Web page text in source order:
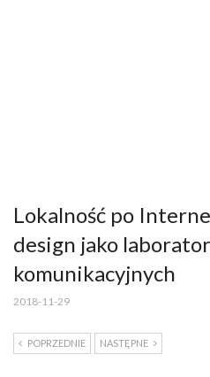
Lokalność po
design jako
komunikacyjnych
2018-11-29
POPRZEDNIE NASTĘPNE